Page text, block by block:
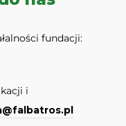
fundacji:
i